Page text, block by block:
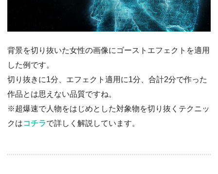
背景を切り抜いた女性の画像にゴーストエフェクトを適用
した例です。
切り抜きに1分、エフェクト適用に1分、合計2分で作った
作品とは思えない品質ですね。
※超爆速で人物をはじめとした対象物を切り抜くテクニッ
クはコチラで詳しく解説しています。